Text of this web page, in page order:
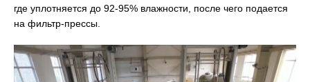
где уплотняется до 92-95% влажности, после чего подается
на фильтр-прессы.